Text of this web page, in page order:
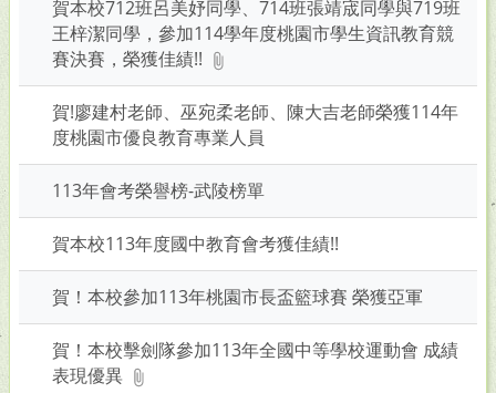
賀本校712班呂美妤同學、714班張靖宬同學與719班
王梓潔同學，參加114學年度桃園市學生資訊教育競
賽決賽，榮獲佳績!!
賀!廖建村老師、巫宛柔老師、陳大吉老師榮獲114年
度桃園市優良教育專業人員
113年會考榮譽榜-武陵榜單
賀本校113年度國中教育會考獲佳績!!
賀！本校參加113年桃園市長盃籃球賽 榮獲亞軍
賀！本校擊劍隊參加113年全國中等學校運動會 成績
表現優異